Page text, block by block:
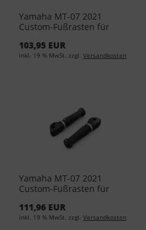
Yamaha MT-07 2021
Custom-Fußrasten für
30-00
103,95 EUR
inkl. 19 % MwSt. zzgl. Versandkosten
Yamaha MT-07 2021
Custom-Fußrasten für
F2743-00-00
111,96 EUR
inkl. 19 % MwSt. zzgl. Versandkosten